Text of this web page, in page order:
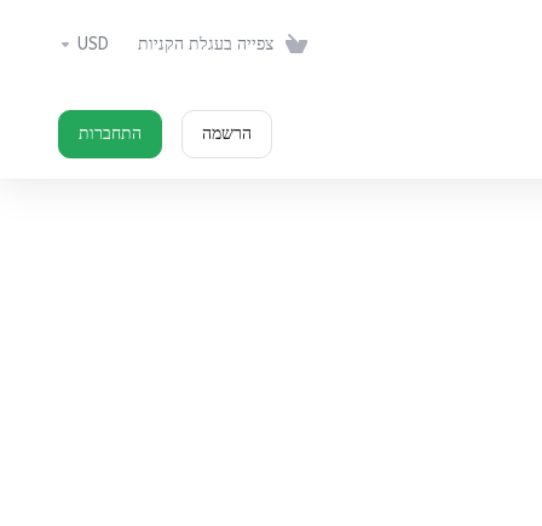
צפייה בעגלת הקניות USD
הרשמה התחברות